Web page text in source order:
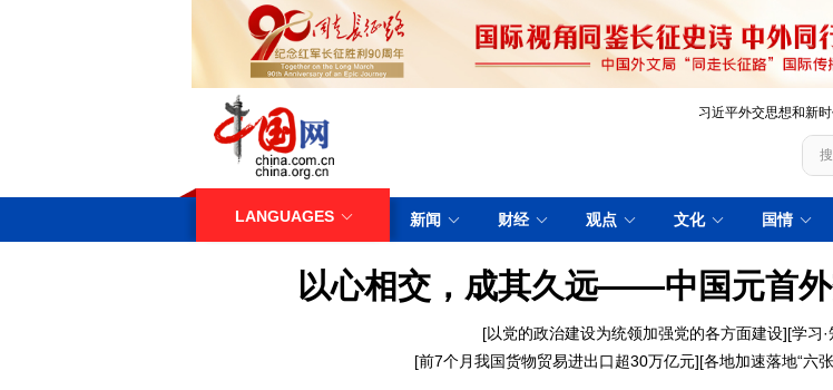
习近平外交思想和新
LANGUAGES 新闻 财经 观点 文化 国情
以心相交，成其久远——中国元首
[以党的政治建设为统领加强党的各方面建设][学习·
[前7个月我国货物贸易进出口超30万亿元][各地加速落地“六